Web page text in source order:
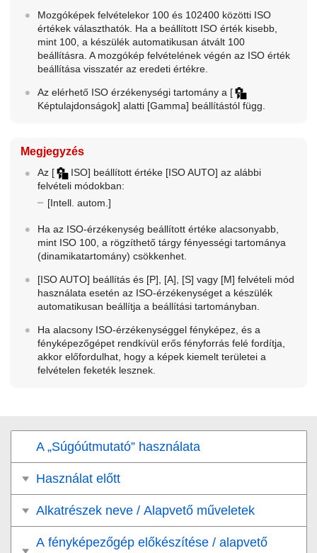
Mozgóképek felvételekor 100 és 102400 közötti ISO
értékek választhatók. Ha a beállított ISO érték kisebb,
mint 100, a készülék automatikusan átvált 100
beállításra. A mozgókép felvételének végén az ISO érték
beállítása visszatér az eredeti értékre.
Az elérhető ISO érzékenységi tartomány a [
Képtulajdonságok] alatti [Gamma] beállítástól függ.
Megjegyzés
Az [ ISO] beállított értéke [ISO AUTO] az alábbi
felvételi módokban:
[Intell. autom.]
Ha az ISO-érzékenység beállított értéke alacsonyabb,
mint ISO 100, a rögzíthető tárgy fényességi tartománya
(dinamikatartomány) csökkenhet.
[ISO AUTO] beállítás és [P], [A], [S] vagy [M] felvételi mód
használata esetén az ISO-érzékenységet a készülék
automatikusan beállítja a beállítási tartományban.
Ha alacsony ISO-érzékenységgel fényképez, és a
fényképezőgépet rendkívül erős fényforrás felé fordítja,
akkor előfordulhat, hogy a képek kiemelt területei a
felvételen feketék lesznek.
A „Súgóútmutató” használata
Használat előtt
Alkatrészek neve / Alapvető műveletek
A fényképezőgép előkészítése / alapvető